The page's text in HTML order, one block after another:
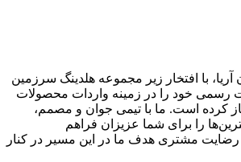
با افتخار زیر مجموعه هلدینگ سرزمین
رسمی خود را در زمینه واردات محصولات
کرده است. ما با تیمی جوان و مصمم،
را برای شما عزیزان فراهم
رضایت مشتری هدف ما در این مسیر در کنار